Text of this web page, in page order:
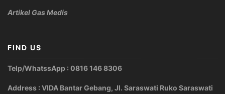
Artikel Gas Medis
FIND US
Telp/WhatssApp : 0816 146 8306
Address : VIDA Bantar Gebang, Jl. Saraswati Ruko Saraswati